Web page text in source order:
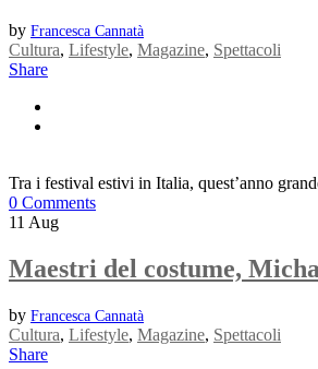
by Francesca Cannatà
Cultura, Lifestyle, Magazine, Spettacoli
Share
Tra i festival estivi in Italia, quest’anno
0 Comments
11 Aug
Maestri del costume,
by Francesca Cannatà
Cultura, Lifestyle, Magazine, Spettacoli
Share